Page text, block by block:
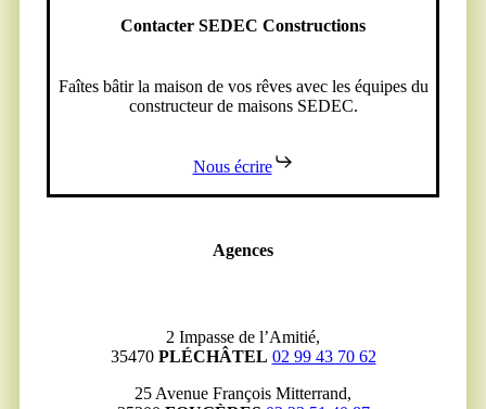
Contacter SEDEC Constructions
Faîtes bâtir la maison de vos rêves avec les équipes du
constructeur de maisons SEDEC.
Nous écrire
Agences
2 Impasse de l’Amitié,
35470 PLÉCHÂTEL 02 99 43 70 62
25 Avenue François Mitterrand,